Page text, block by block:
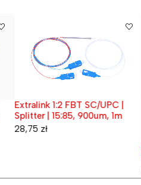
Extralink 1:2 FBT SC/UPC |
Splitter | 15:85, 900um, 1m
28,75 zł